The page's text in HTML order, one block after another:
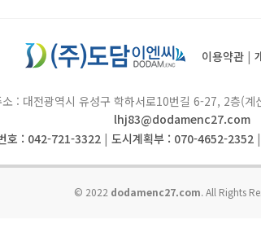
이용약관 |
소 : 대전광역시 유성구 학하서로10번길 6-27, 2층(계
lhj83@dodamenc27.com
호 : 042-721-3322| 도시계획부 : 070-4652-2352|
© 2022 dodamenc27.com. All Rights